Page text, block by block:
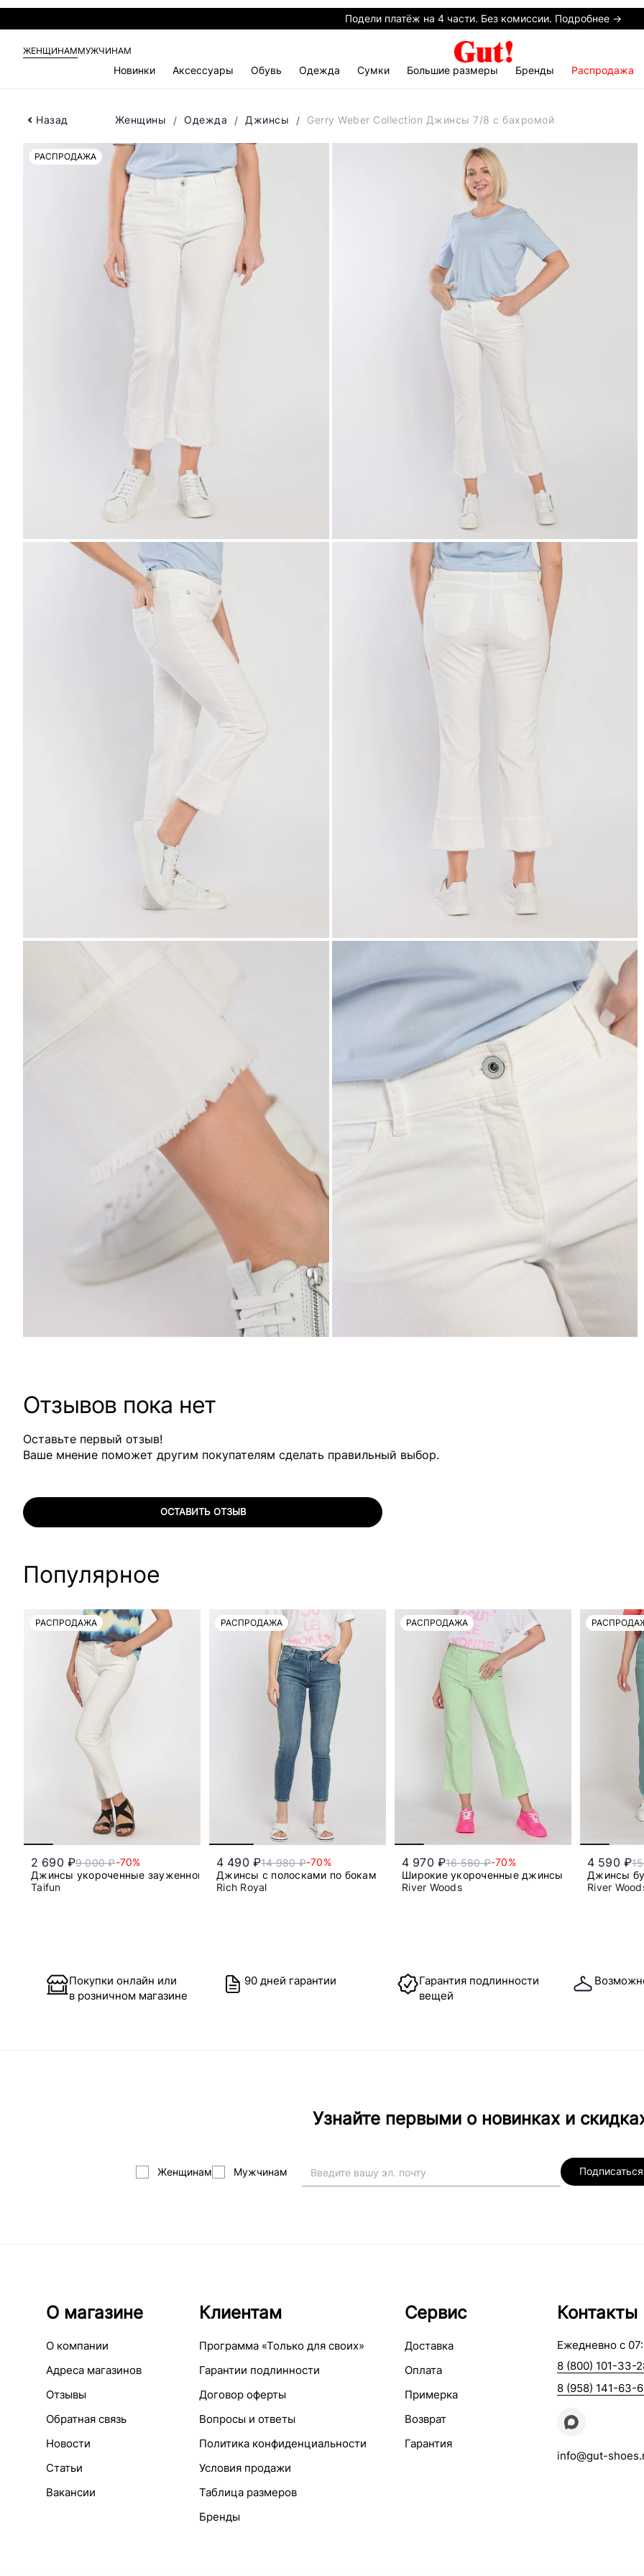
Подели платёж на 4 части. Без комиссии. Подробнее →
ЖЕНЩИНАММУЖЧИНАМ
Новинки Аксессуары Обувь Одежда Сумки Большие размеры Бренды Распродажа
Назад Женщины Одежда Джинсы Gerry Weber Collection Джинсы 7/8 с бахромой
РАСПРОДАЖА
Отзывов пока нет
Оставьте первый отзыв!
Ваше мнение поможет другим покупателям сделать правильный выбор.
ОСТАВИТЬ ОТЗЫВ
Популярное
РАСПРОДАЖА
2 690 ₽9 000 ₽-70%
Джинсы укороченные зауженного кроя из смесового хлопка
Taifun
РАСПРОДАЖА
4 490 ₽14 980 ₽-70%
Джинсы с полосками по бокам
Rich Royal
РАСПРОДАЖА
4 970 ₽16 580 ₽-70%
Широкие укороченные джинсы
River Woods
4 590 ₽
Джинсы
River
Покупки онлайн или
в розничном магазине
90 дней гарантии
Гарантия подлинности
вещей
Узнайте первыми о новинках и
Женщинам Мужчинам Подписаться
О магазине
О компании
Адреса магазинов
Отзывы
Обратная связь
Новости
Статьи
Вакансии
Клиентам
Программа «Только для своих»
Гарантии подлинности
Договор оферты
Вопросы и ответы
Политика конфиденциальности
Условия продажи
Таблица размеров
Бренды
Сервис
Доставка
Оплата
Примерка
Возврат
Гарантия
Контакты
Ежедневно с
8 (800) 101-33-
8 (958) 141-63-
info@gut-